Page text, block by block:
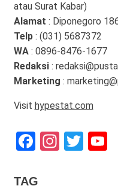
atau Surat Kabar)
Alamat : Diponegoro
Telp: (031) 5687372
WA: 0896-8476-1677
Redaksi:
Marketing :
Visit hypestat.com
Facebook
TAG